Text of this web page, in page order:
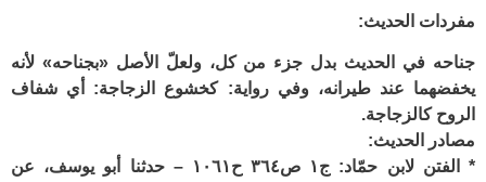
مفردات الحديث:
جناحه في الحديث بدل جزء من كل، ولعلّ الأصل «بجناحه» لأنه
يخفضهما عند طيرانه، وفي رواية: كخشوع الزجاجة: أي شفاف
الروح كالزجاجة.
مصادر الحديث:
* الفتن لابن حمّاد: ج١ ص٣٦٤ ح١٠٦١ – حدثنا أبو يوسف، عن